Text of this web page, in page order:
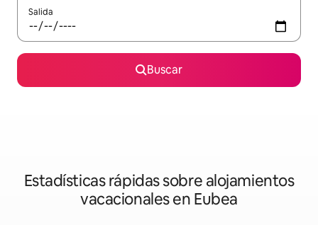
Salida
Buscar
Estadísticas rápidas sobre alojamientos
vacacionales en Eubea